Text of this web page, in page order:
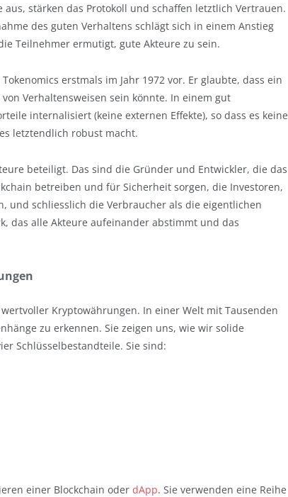
stärken das Protokoll und schaffen letztlich Vertrauen.
des guten Verhaltens schlägt sich in einem Anstieg
Teilnehmer ermutigt, gute Akteure zu sein.
erstmals im Jahr 1972 vor. Er glaubte, dass ein
Verhaltensweisen sein könnte. In einem gut
internalisiert (keine externen Effekte), so dass es keine
letztendlich robust macht.
beteiligt. Das sind die Gründer und Entwickler, die das
betreiben und für Sicherheit sorgen, die Investoren,
und schliesslich die Verbraucher als die eigentlichen
das alle Akteure aufeinander abstimmt und das
Kryptowährungen. In einer Welt mit Tausenden
zu erkennen. Sie zeigen uns, wie wir solide
Schlüsselbestandteile. Sie sind:
einer Blockchain oder dApp. Sie verwenden eine Reihe